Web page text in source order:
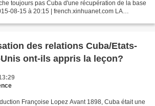
toujours pas Cuba d'une récupération de la base
08-15 à 20:15 | french.xinhuanet.com LA
des relations Cuba/Etats-
ont-ils appris la leçon?
Françoise Lopez Avant 1898, Cuba était une